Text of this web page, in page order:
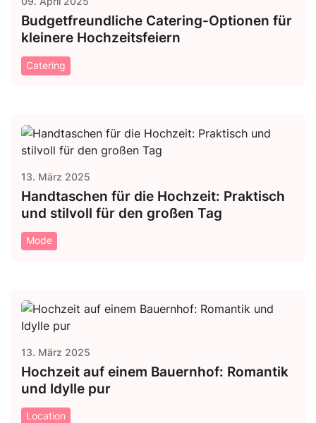
Budgetfreundliche Catering-Optionen für
kleinere Hochzeitsfeiern
Catering
13. März 2025
Handtaschen für die Hochzeit: Praktisch
und stilvoll für den großen Tag
Mode
13. März 2025
Hochzeit auf einem Bauernhof: Romantik
und Idylle pur
Location